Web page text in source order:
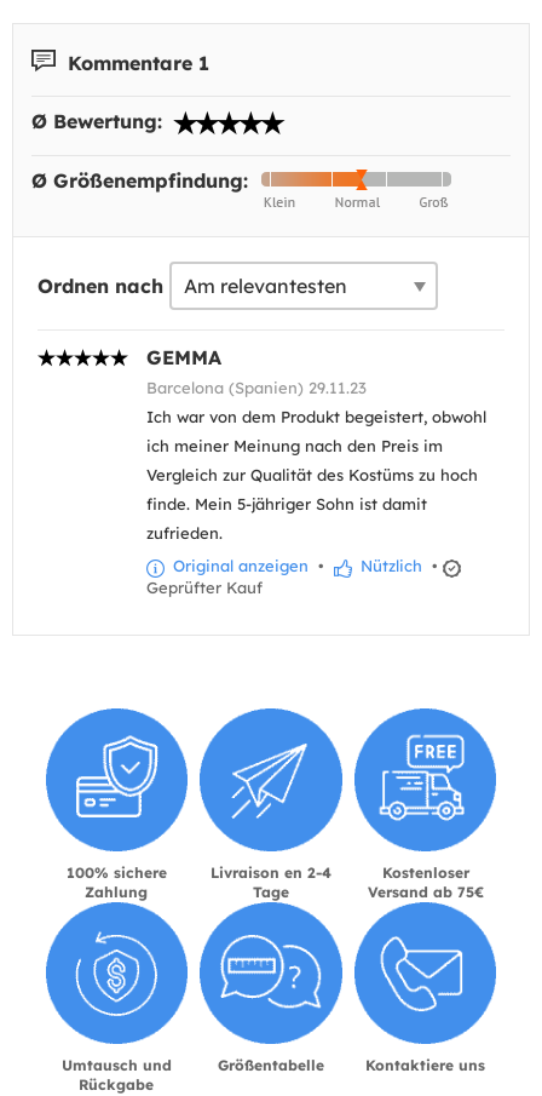
Kommentare 1
Ø Bewertung:
Ø Größenempfindung:
Ordnen nach
GEMMA
Barcelona (Spanien) 29.11.23
Ich war von dem Produkt begeistert, obwohl
ich meiner Meinung nach den Preis im
Vergleich zur Qualität des Kostüms zu hoch
finde. Mein 5-jähriger Sohn ist damit
zufrieden.
Original anzeigen • Nützlich •
Geprüfter Kauf
100% sichere
Zahlung
Livraison en 2-4
Tage
Kostenloser
Versand ab 75€
Umtausch und
Rückgabe
Größentabelle Kontaktiere uns